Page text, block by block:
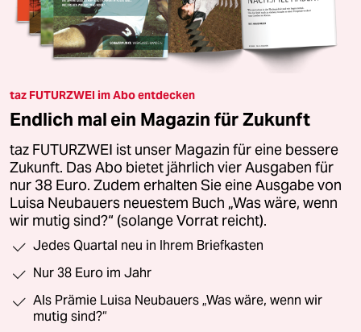
taz FUTURZWEI im Abo entdecken
Endlich mal ein Magazin für Zukunft
taz FUTURZWEI ist unser Magazin für eine bessere
Zukunft. Das Abo bietet jährlich vier Ausgaben für
nur 38 Euro. Zudem erhalten Sie eine Ausgabe von
Luisa Neubauers neuestem Buch „Was wäre, wenn
wir mutig sind?“ (solange Vorrat reicht).
Jedes Quartal neu in Ihrem Briefkasten
Nur 38 Euro im Jahr
Als Prämie Luisa Neubauers „Was wäre, wenn wir
mutig sind?“